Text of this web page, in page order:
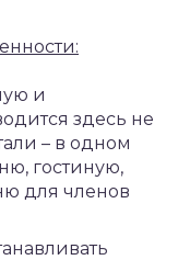
и
здесь не
– в одном
гостиную,
для членов